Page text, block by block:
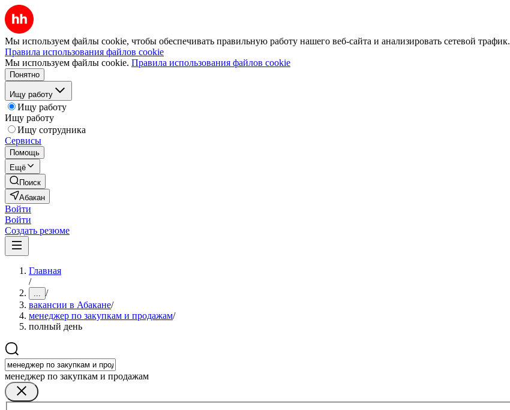
Мы используем файлы cookie, чтобы обеспечивать правильную работу нашего веб-сайта и анализировать сетевой трафик.
Правила использования файлов cookie
Мы используем файлы cookie. Правила использования файлов cookie
Понятно
Ищу работу
Ищу работу
Ищу работу
Ищу сотрудника
Сервисы
Помощь
Ещё
Поиск
Абакан
Войти
Войти
Создать резюме
Главная
/
... /
вакансии в Абакане/
менеджер по закупкам и продажам/
полный день
менеджер по закупкам и продажам